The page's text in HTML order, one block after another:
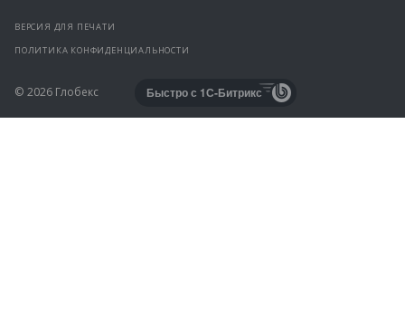
ВЕРСИЯ ДЛЯ ПЕЧАТИ
ПОЛИТИКА КОНФИДЕНЦИАЛЬНОСТИ
© 2026 Глобекс Быстро с 1С-Битрикс